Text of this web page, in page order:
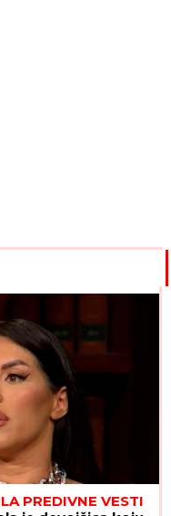
PREDIVNE VESTI